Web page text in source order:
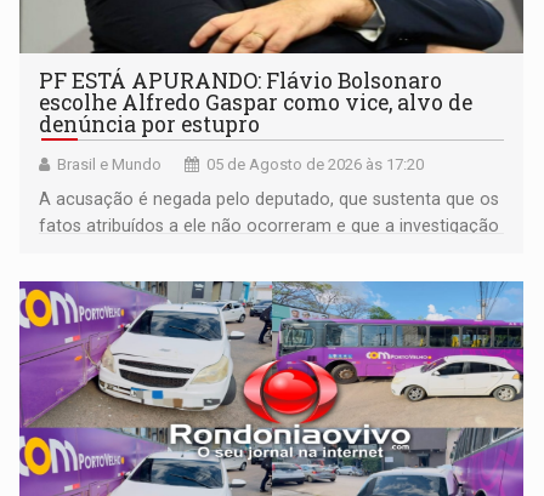
PF ESTÁ APURANDO: Flávio Bolsonaro
escolhe Alfredo Gaspar como vice, alvo de
denúncia por estupro
Brasil e Mundo 05 de Agosto de 2026 às 17:20
A acusação é negada pelo deputado, que sustenta que os
fatos atribuídos a ele não ocorreram e que a investigação